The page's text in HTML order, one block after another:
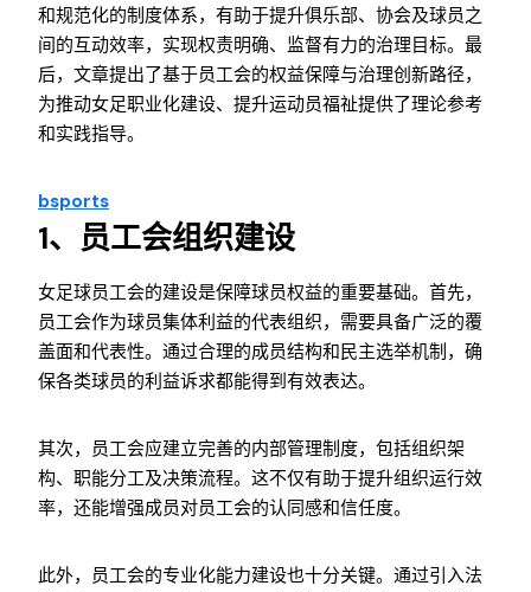
和规范化的制度体系，有助于提升俱乐部、协会及球员之
间的互动效率，实现权责明确、监督有力的治理目标。最
后，文章提出了基于员工会的权益保障与治理创新路径，
为推动女足职业化建设、提升运动员福祉提供了理论参考
和实践指导。
bsports
1、员工会组织建设
女足球员工会的建设是保障球员权益的重要基础。首先，
员工会作为球员集体利益的代表组织，需要具备广泛的覆
盖面和代表性。通过合理的成员结构和民主选举机制，确
保各类球员的利益诉求都能得到有效表达。
其次，员工会应建立完善的内部管理制度，包括组织架
构、职能分工及决策流程。这不仅有助于提升组织运行效
率，还能增强成员对员工会的认同感和信任度。
此外，员工会的专业化能力建设也十分关键。通过引入法